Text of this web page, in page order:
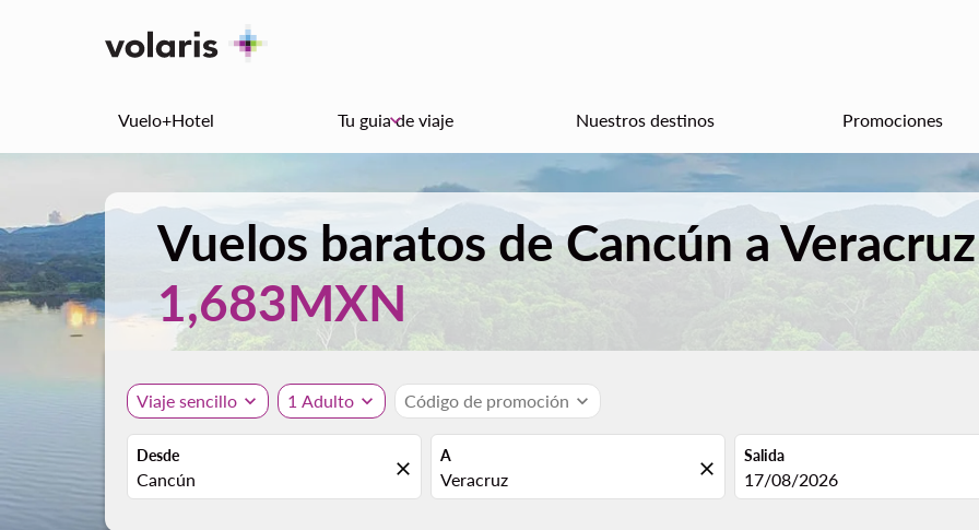
Vuelo+Hotel Tu guia de viaje
keyboard_arrow_down Nuestros destinos Promociones
Vuelos baratos de Cancún a
1,683MXN
Viaje sencillo expand_more 1 Adulto expand_more Código de promoción expand_more
Desde
close
A
close
Salida
fc-booking-departure-date-
17/08/2026